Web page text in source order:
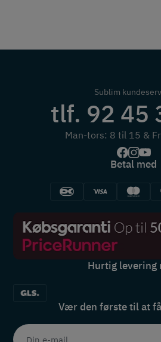
Sublim
tlf. 92 45
Man-tors: 8 til 15 &
Betal med
Hurtig levering
Vær den første til at